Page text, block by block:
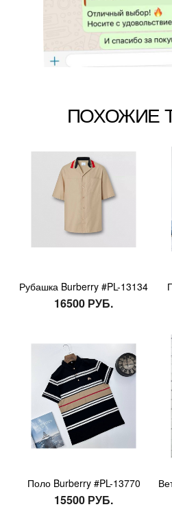
ПОХОЖИЕ
Рубашка Burberry #PL-13134
16500 РУБ.
Поло Burberry #PL-13770
15500 РУБ.